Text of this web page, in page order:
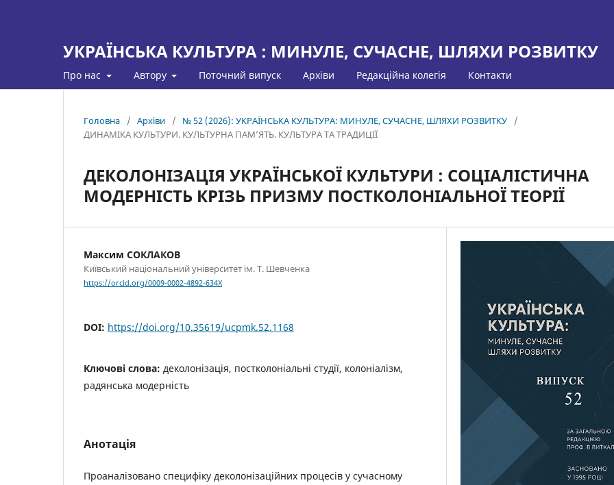
УКРАЇНСЬКА КУЛЬТУРА : МИНУЛЕ, СУЧАСНЕ, ШЛЯХИ РОЗВИТКУ
Про нас Автору Поточний випуск Архіви Редакційна колегія Контакти
Головна / Архіви / № 52 (2026): УКРАЇНСЬКА КУЛЬТУРА: МИНУЛЕ, СУЧАСНЕ, ШЛЯХИ РОЗВИТКУ
/
ДИНАМІКА КУЛЬТУРИ. КУЛЬТУРНА ПАМ’ЯТЬ. КУЛЬТУРА ТА ТРАДИЦІЇ
ДЕКОЛОНІЗАЦІЯ УКРАЇНСЬКОЇ КУЛЬТУРИ : СОЦІАЛІСТИЧНА
МОДЕРНІСТЬ КРІЗЬ ПРИЗМУ ПОСТКОЛОНІАЛЬНОЇ ТЕОРІЇ
Максим СОКЛАКОВ
Київський національний університет ім. Т. Шевченка
https://orcid.org/0009-0002-4892-634X
DOI: https://doi.org/10.35619/ucpmk.52.1168
Ключові слова: деколонізація, постколоніальні студії, колоніалізм,
радянська модерність
Анотація
Проаналізовано специфіку деколонізаційних процесів у сучасному